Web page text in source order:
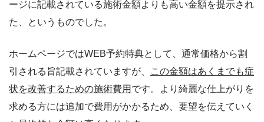
ージに記載されている施術金額よりも高い金額を提示され
た、というものでした。
ホームページではWEB予約特典として、通常価格から割
引される旨記載されていますが、
この金額はあくまでも症
状を改善するための施術費用 です。より綺麗な仕上がりを
求める方には追加で費用がかかるため、要望を伝えていく